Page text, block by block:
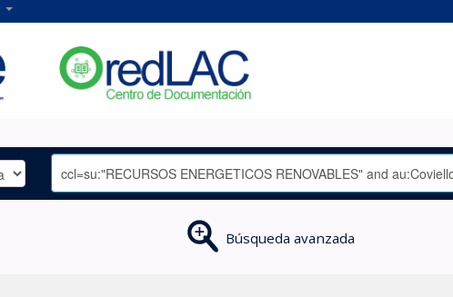
Búsqueda avanzada